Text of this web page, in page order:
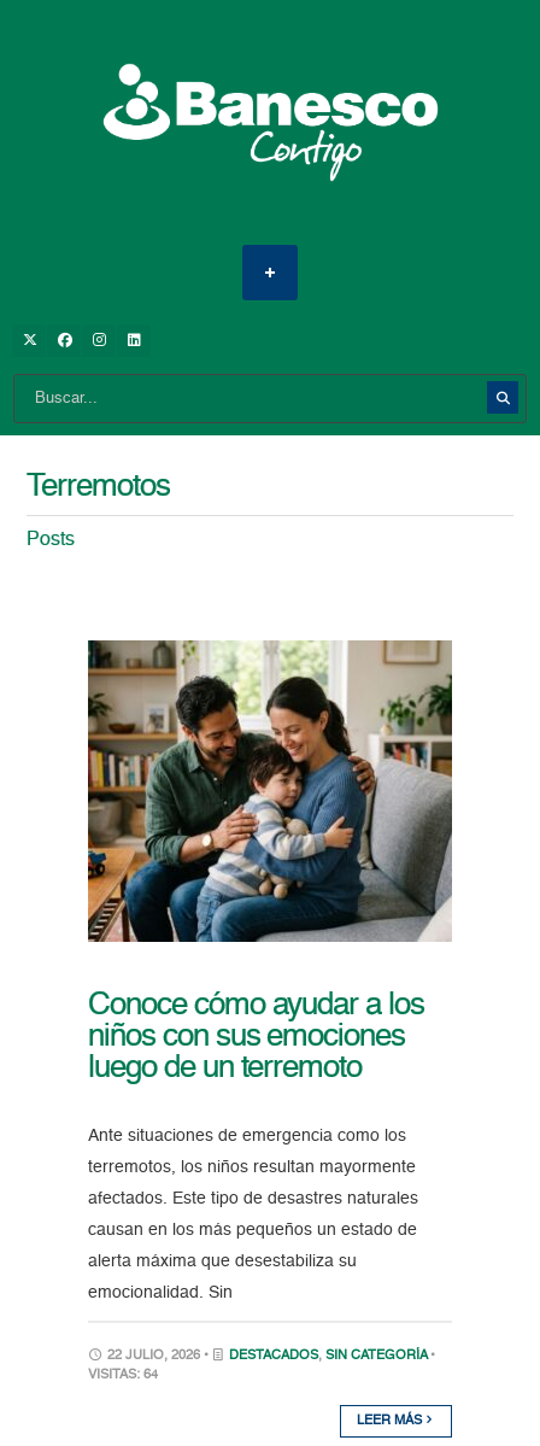
Terremotos
Posts
Conoce cómo ayudar a los
niños con sus emociones
luego de un terremoto
Ante situaciones de emergencia como los
terremotos, los niños resultan mayormente
afectados. Este tipo de desastres naturales
causan en los más pequeños un estado de
alerta máxima que desestabiliza su
emocionalidad. Sin
22 JULIO, 2026 • DESTACADOS, SIN CATEGORÍA •
VISITAS: 64
LEER MÁS